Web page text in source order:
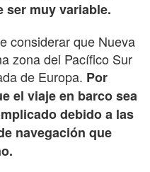
ser muy variable.
considerar que Nueva
zona del Pacífico Sur
de Europa. Por
el viaje en barco sea
debido a las
navegación que